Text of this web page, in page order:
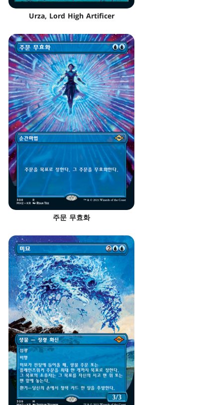
Urza, Lord High Artificer
주문 무효화